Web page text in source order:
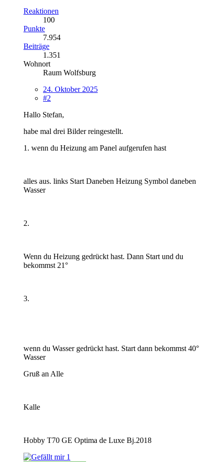
Reaktionen
100
Punkte
7.954
Beiträge
1.351
Wohnort
Raum Wolfsburg
24. Oktober 2025
#2
Hallo Stefan,
habe mal drei Bilder reingestellt.
1. wenn du Heizung am Panel aufgerufen hast
alles aus. links Start Daneben Heizung Symbol daneben
Wasser
2.
Wenn du Heizung gedrückt hast. Dann Start und du
bekommst 21°
3.
wenn du Wasser gedrückt hast. Start dann bekommst 40°
Wasser
Gruß an Alle
Kalle
Hobby T70 GE Optima de Luxe Bj.2018
1